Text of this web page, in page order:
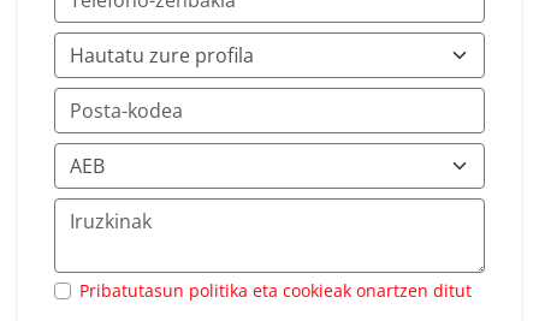
Pribatutasun politika eta cookieak onartzen ditut